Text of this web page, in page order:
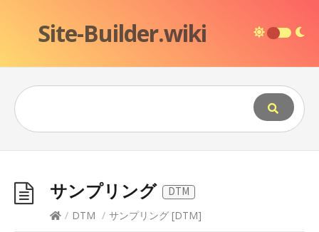
Site-Builder.wiki
サンプリング
DTM
/ DTM / サンプリング [DTM]